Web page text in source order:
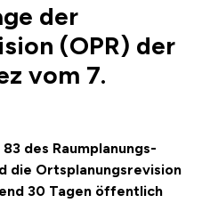
der
(OPR) der
vom 7.
des Raumplanungs-
die Ortsplanungsrevision
30 Tagen öffentlich